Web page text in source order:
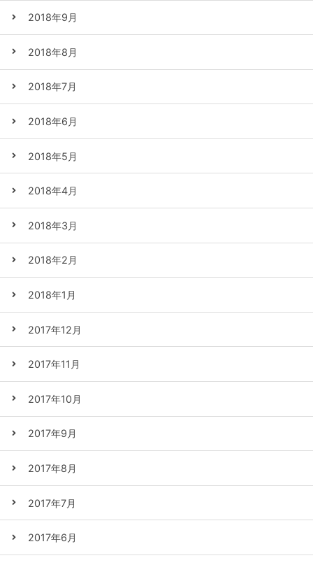
2018年9月
2018年8月
2018年7月
2018年6月
2018年5月
2018年4月
2018年3月
2018年2月
2018年1月
2017年12月
2017年11月
2017年10月
2017年9月
2017年8月
2017年7月
2017年6月